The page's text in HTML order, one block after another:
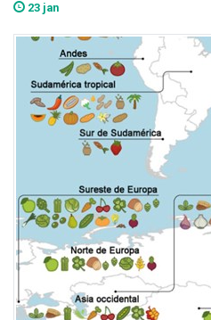
23 jan